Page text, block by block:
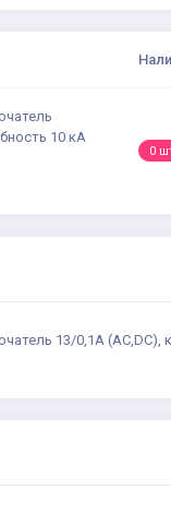
10 кА
0
13/0,1А